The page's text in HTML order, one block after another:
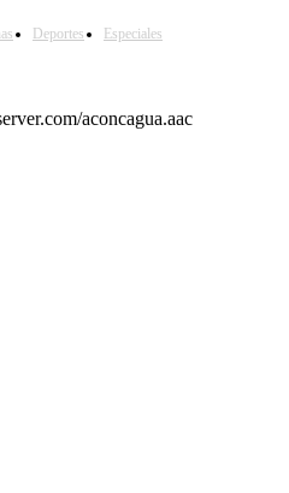
Deportes
Especiales
aconcagua.aac